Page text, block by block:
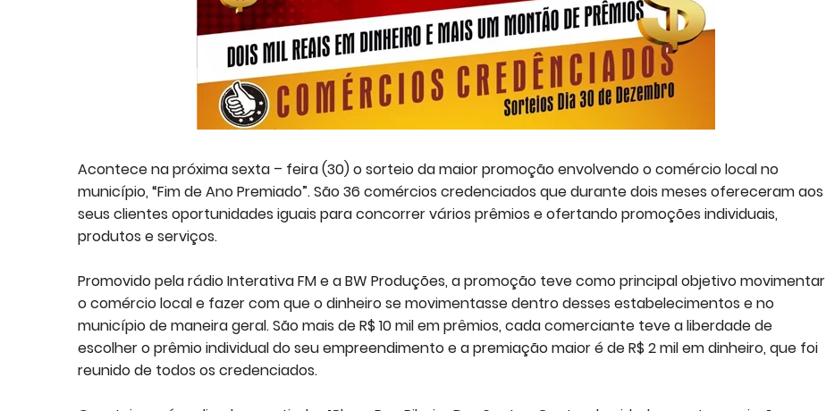
Acontece na próxima sexta – feira (30) o sorteio da maior promoção envolvendo o comércio local no
município, “Fim de Ano Premiado”. São 36 comércios credenciados que durante dois meses ofereceram aos
seus clientes oportunidades iguais para concorrer vários prêmios e ofertando promoções individuais,
produtos e serviços.
Promovido pela rádio Interativa FM e a BW Produções, a promoção teve como principal objetivo movimentar
o comércio local e fazer com que o dinheiro se movimentasse dentro desses estabelecimentos e no
município de maneira geral. São mais de R$ 10 mil em prêmios, cada comerciante teve a liberdade de
escolher o prêmio individual do seu empreendimento e a premiação maior é de R$ 2 mil em dinheiro, que foi
reunido de todos os credenciados.